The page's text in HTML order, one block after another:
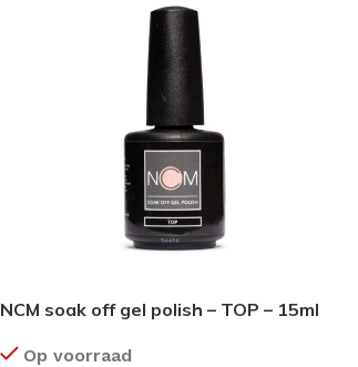
NCM soak off gel polish – TOP – 15ml
Op voorraad